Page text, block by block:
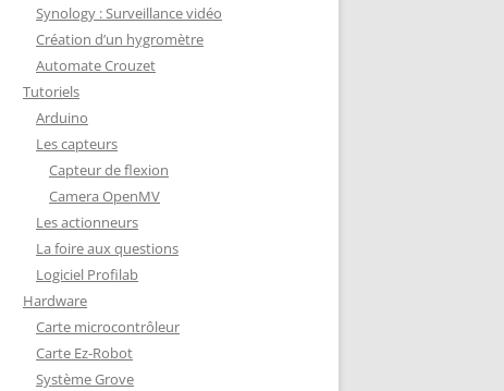
FONCTIONNEMENT D’UN BOUTON
POUSSOIR
: PORTE FUSIBLE
Synology : Surveillance vidéo
Création d’un hygromètre
Automate Crouzet
Tutoriels
Arduino
Les capteurs
Capteur de flexion
Camera OpenMV
Les actionneurs
La foire aux questions
Logiciel Profilab
Hardware
Carte microcontrôleur
Carte Ez-Robot
Système Grove